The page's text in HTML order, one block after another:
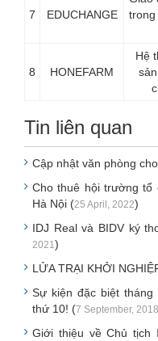
7 EDUCHANGE
8 HONEFARM
Hệ
Tin liên quan
Cập nhật văn phòng
Cho thuê hội trường tổ
Hà Nội (25 April, 2022)
IDJ Real và BIDV ký
2021)
LỬA TRẠI KHỞI
Sự kiện đặc biệt tháng
thứ 10! (7 September, 2018
Giới thiệu về Chủ tịch